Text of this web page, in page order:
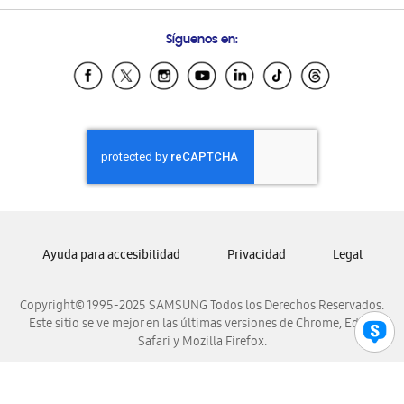
Samsung Ecuador
Samsung El Salvador
Samsung Honduras
Samsung Nicaragua
Samsung Panamá
Samsung Venezuela
Síguenos en:
Copyright© 1995-2025 SAMSUNG Todos los Derechos Reservados.
Este sitio se ve mejor en las últimas versiones de Chrome, Edge,
Safari y Mozilla Firefox.
Ayuda para accesibilidad Privacidad Legal